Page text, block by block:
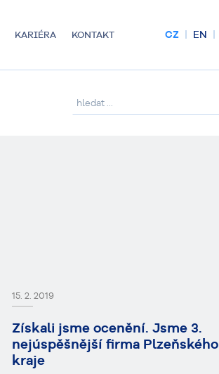
KARIÉRA KONTAKT CZ EN
15. 2. 2019
Získali jsme ocenění. Jsme 3.
nejúspěšnější firma Plzeňského
kraje